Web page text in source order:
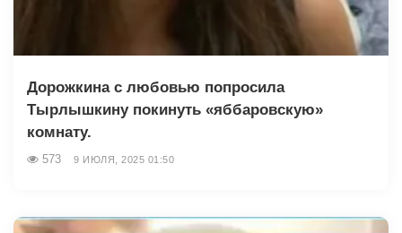
Дорожкина с любовью попросила
Тырлышкину покинуть «яббаровскую»
комнату.
573 9 ИЮЛЯ, 2025 01:50